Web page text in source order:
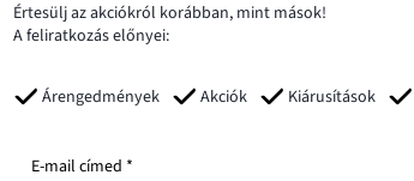
Értesülj az akciókról korábban, mint mások!
A feliratkozás előnyei:
Árengedmények Akciók Kiárusítások
E-mail címed *